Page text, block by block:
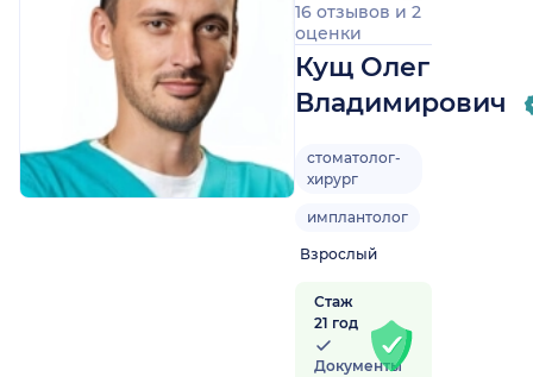
Кущ Олег
Владимирович
16 отзывов и 2
оценки
стоматолог-
хирург
имплантолог
Взрослый
Стаж
21 год
Документы